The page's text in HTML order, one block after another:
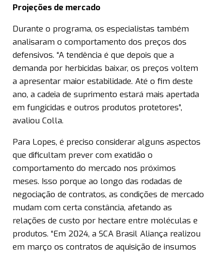
Projeções de mercado
Durante o programa, os especialistas também
analisaram o comportamento dos preços dos
defensivos. “A tendência é que depois que a
demanda por herbicidas baixar, os preços voltem
a apresentar maior estabilidade. Até o fim deste
ano, a cadeia de suprimento estará mais apertada
em fungicidas e outros produtos protetores”,
avaliou Colla.
Para Lopes, é preciso considerar alguns aspectos
que dificultam prever com exatidão o
comportamento do mercado nos próximos
meses. Isso porque ao longo das rodadas de
negociação de contratos, as condições de mercado
mudam com certa constância, afetando as
relações de custo por hectare entre moléculas e
produtos. “Em 2024, a SCA Brasil Aliança realizou
em março os contratos de aquisição de insumos